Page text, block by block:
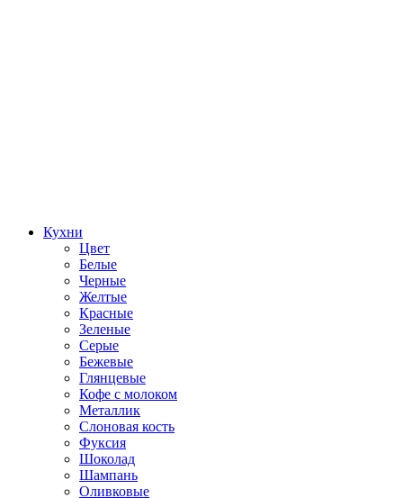
Кухни
Цвет
Белые
Черные
Желтые
Красные
Зеленые
Серые
Бежевые
Глянцевые
Кофе с молоком
Металлик
Слоновая кость
Фуксия
Шоколад
Шампань
Оливковые